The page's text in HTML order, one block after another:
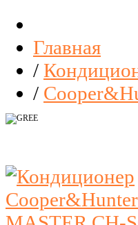
Главная
/
/